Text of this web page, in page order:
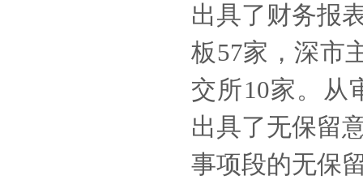
出具了财务报
板57家，深市
交所10家。从
出具了无保留
事项段的无保